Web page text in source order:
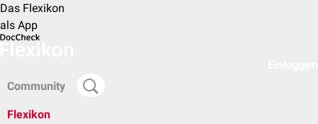
Das Flexikon
als App
Community
Flexikon